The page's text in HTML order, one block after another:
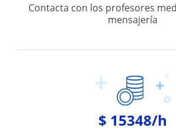
Contacta con los profesores
mensajería
$ 15348/h